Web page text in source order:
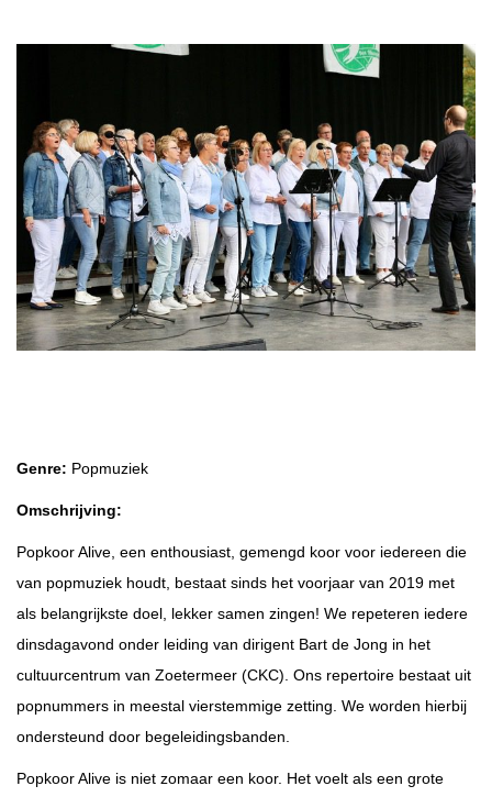
Genre: Popmuziek
Omschrijving:
Popkoor Alive, een enthousiast, gemengd koor voor iedereen die
van popmuziek houdt, bestaat sinds het voorjaar van 2019 met
als belangrijkste doel, lekker samen zingen! We repeteren iedere
dinsdagavond onder leiding van dirigent Bart de Jong in het
cultuurcentrum van Zoetermeer (CKC). Ons repertoire bestaat uit
popnummers in meestal vierstemmige zetting. We worden hierbij
ondersteund door begeleidingsbanden.
Popkoor Alive is niet zomaar een koor. Het voelt als een grote